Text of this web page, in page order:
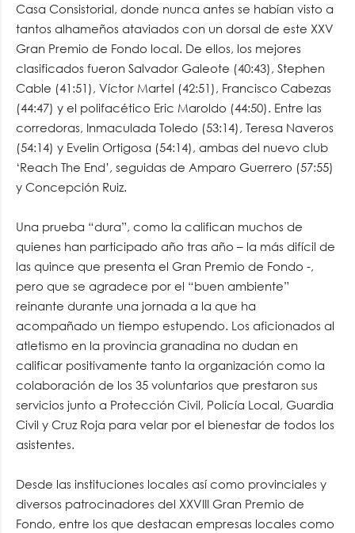
Casa Consistorial, donde nunca antes se habían visto a
tantos alhameños ataviados con un dorsal de este XXV
Gran Premio de Fondo local. De ellos, los mejores
clasificados fueron Salvador Galeote (40:43), Stephen
Cable (41:51), Víctor Martel (42:51), Francisco Cabezas
(44:47) y el polifacético Eric Maroldo (44:50). Entre las
corredoras, Inmaculada Toledo (53:14), Teresa Naveros
(54:14) y Evelin Ortigosa (54:14), ambas del nuevo club
‘Reach The End’, seguidas de Amparo Guerrero (57:55)
y Concepción Ruiz.
Una prueba “dura”, como la califican muchos de
quienes han participado año tras año – la más difícil de
las quince que presenta el Gran Premio de Fondo -,
pero que se agradece por el “buen ambiente”
reinante durante una jornada a la que ha
acompañado un tiempo estupendo. Los aficionados al
atletismo en la provincia granadina no dudan en
calificar positivamente tanto la organización como la
colaboración de los 35 voluntarios que prestaron sus
servicios junto a Protección Civil, Policía Local, Guardia
Civil y Cruz Roja para velar por el bienestar de todos los
asistentes.
Desde las instituciones locales así como provinciales y
diversos patrocinadores del XXVIII Gran Premio de
Fondo, entre los que destacan empresas locales como